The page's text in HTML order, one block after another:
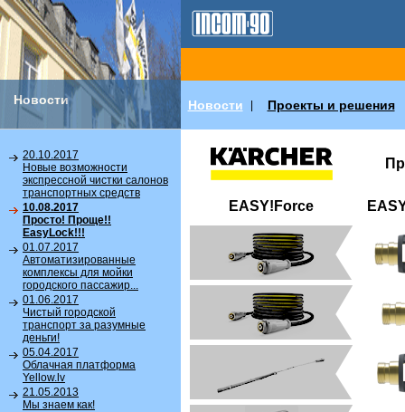
Новости Новости Проекты и решения
20.10.2017
Новые возможности
экспрессной чистки салонов
транспортных средств
10.08.2017
Просто! Проще!!
EasyLock!!!
01.07.2017
Автоматизированные
комплексы для мойки
городского пассажир...
01.06.2017
Чистый городской
транспорт за разумные
деньги!
05.04.2017
Облачная платформа
Yellow.lv
21.05.2013
Мы знаем как!
EASY!Force